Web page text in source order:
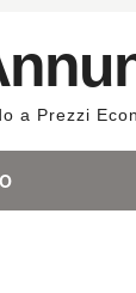
a Prezzi